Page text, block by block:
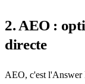
2. AEO :
directe
AEO, c'est l'Answer